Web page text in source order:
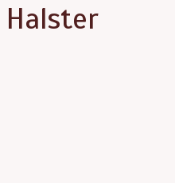
Halster